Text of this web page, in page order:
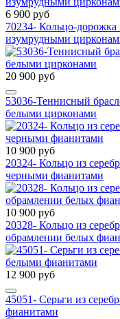
6 900 руб
70234- Кольцо-дорожка
изумрудными
20 900 руб
53036-Теннисный
белыми цирконами
10 900 руб
20324- Кольцо из
черными фианитами
10 900 руб
20328- Кольцо из
обрамлении белых
12 900 руб
45051- Серьги из
фианитами